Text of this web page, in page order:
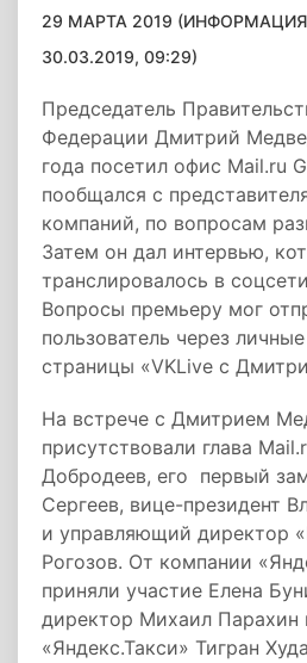
29 МАРТА 2019
30.03.2019, 09:29)
Председатель
Федерации Дмитрий
года посетил офис Mail.ru
пообщался с
компаний, по вопросам
Затем он дал интервью,
транслировалось в
Вопросы премьеру мог
пользователь через
страницы «VKLive с
На встрече с Дмитрием
присутствовали глава
Добродеев, его первый
Сергеев, вице-президент
и управляющий директор
Рогозов. От компании
приняли участие Елена
директор Михаил Парахин
«Яндекс.Такси» Тигран